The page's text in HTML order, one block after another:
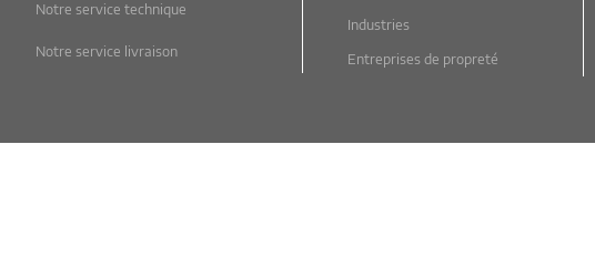
Notre service technique
Notre service livraison
Industries
Entreprises de propreté